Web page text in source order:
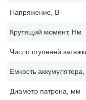
Напряжение, В
Крутящий момент, Нм
Число ступеней
Емкость
Диаметр патрона, мм